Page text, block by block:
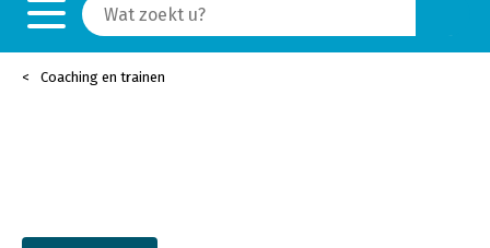
Coaching en trainen